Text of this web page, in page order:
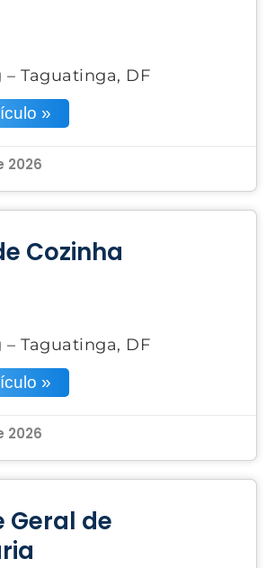
– Taguatinga, DF
»
2026
Cozinha
– Taguatinga, DF
»
2026
Geral de